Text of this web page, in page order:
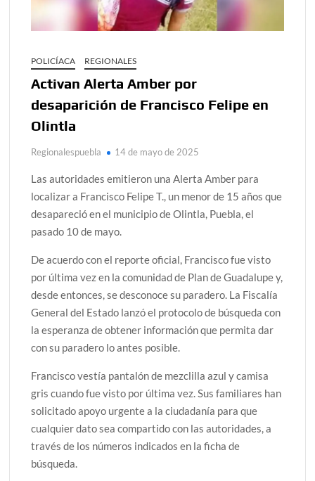
POLICÍACA REGIONALES
Activan Alerta Amber por
desaparición de Francisco Felipe en
Olintla
Regionalespuebla 14 de mayo de 2025
Las autoridades emitieron una Alerta Amber para
localizar a Francisco Felipe T., un menor de 15 años que
desapareció en el municipio de Olintla, Puebla, el
pasado 10 de mayo.
De acuerdo con el reporte oficial, Francisco fue visto
por última vez en la comunidad de Plan de Guadalupe y,
desde entonces, se desconoce su paradero. La Fiscalía
General del Estado lanzó el protocolo de búsqueda con
la esperanza de obtener información que permita dar
con su paradero lo antes posible.
Francisco vestía pantalón de mezclilla azul y camisa
gris cuando fue visto por última vez. Sus familiares han
solicitado apoyo urgente a la ciudadanía para que
cualquier dato sea compartido con las autoridades, a
través de los números indicados en la ficha de
búsqueda.